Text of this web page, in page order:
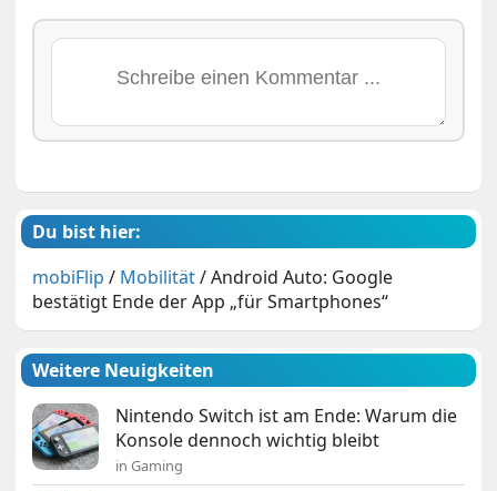
Du bist hier:
mobiFlip / Mobilität/Android Auto: Google
bestätigt Ende der App „für Smartphones“
Weitere Neuigkeiten
Nintendo Switch ist am Ende: Warum die
Konsole dennoch wichtig bleibt
in Gaming